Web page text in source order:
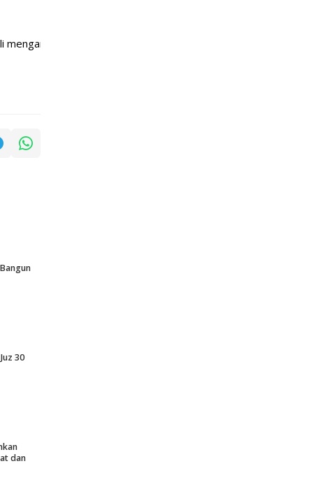
kelompok masyarakat yang diduga melakukan
30
dan